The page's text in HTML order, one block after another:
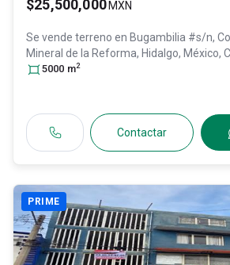
$25,500,000 MXN
Se vende terreno en Bugambilia #s/n,
Mineral de la Reforma, Hidalgo, México,
29726381
5000 m2
Contactar
PRIME